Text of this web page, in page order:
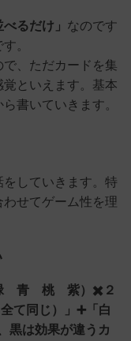
るだけ」 なのです
。
、ただカードを集
といえます。基本
書いていきます。
していきます。特
せてゲーム性を理
青 桃 紫）✖️２
て同じ）」➕「白
黒は効果が違うカ